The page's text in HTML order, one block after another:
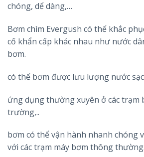
chóng, dể dàng,…
Bơm chìm Evergush có thể khắc
cố khẩn cấp khác nhau như nước
bơm.
có thể bơm được lưu lượng nước
ứng dụng thường xuyên ở các trạm
trường,..
bơm có thể vận hành nhanh chóng
với các trạm máy bơm thông thường.